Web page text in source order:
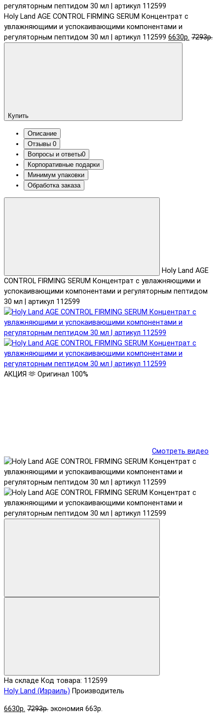
Holy Land AGE CONTROL FIRMING SERUM Концентрат с
увлажняющими и успокаивающими компонентами и
регуляторным пептидом 30 мл | артикул 112599 6630р. 7293р.
Купить
Описание
Отзывы 0
Вопросы и ответы0
Корпоративные подарки
Минимум упаковки
Обработка заказа
Holy Land AGE
CONTROL FIRMING SERUM Концентрат с увлажняющими и
успокаивающими компонентами и регуляторным пептидом
30 мл | артикул 112599
АКЦИЯ 🫶 Оригинал 100%
Смотреть видео
На складе Код товара: 112599
Holy Land (Израиль) Производитель
6630р. 7293р. экономия 663р.